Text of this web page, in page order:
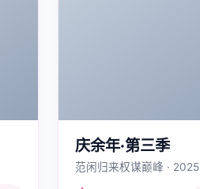
庆余年·第三季
范闲归来权谋巅峰 · 2025